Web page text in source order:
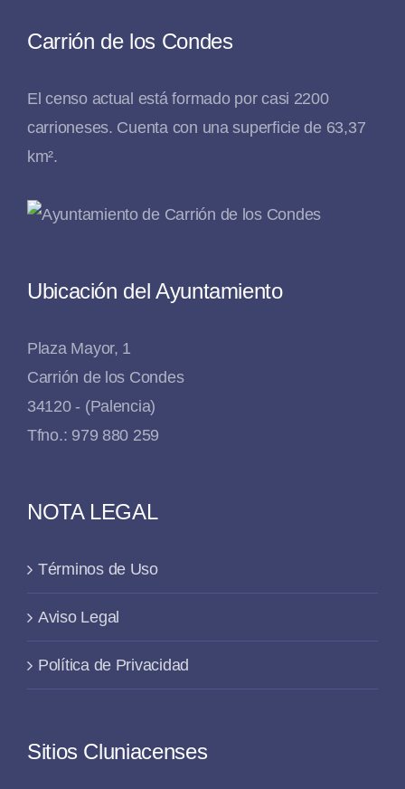
Carrión de los Condes
El censo actual está formado por casi 2200
carrioneses. Cuenta con una superficie de 63,37
km².
Ubicación del Ayuntamiento
Plaza Mayor, 1
Carrión de los Condes
34120 - (Palencia)
Tfno.: 979 880 259
NOTA LEGAL
Términos de Uso
Aviso Legal
Política de Privacidad
Sitios Cluniacenses